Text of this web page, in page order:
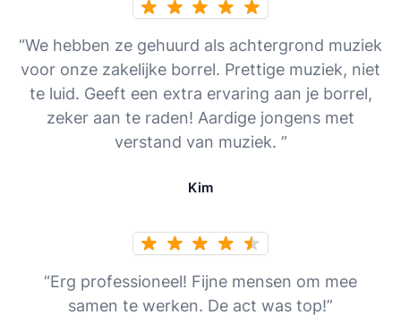
“We hebben ze gehuurd als achtergrond muziek
voor onze zakelijke borrel. Prettige muziek, niet
te luid. Geeft een extra ervaring aan je borrel,
zeker aan te raden! Aardige jongens met
verstand van muziek. ”
Kim
“Erg professioneel! Fijne mensen om mee
samen te werken. De act was top!”